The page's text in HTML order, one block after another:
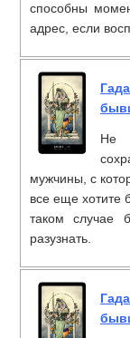
способны
адрес, если
Не
мужчины, с
все еще хотите
таком случае
разузнать.